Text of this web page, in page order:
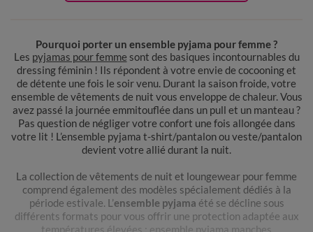
Pourquoi porter un ensemble pyjama pour femme ?
Les pyjamas pour femme sont des basiques incontournables du
dressing féminin ! Ils répondent à votre envie de cocooning et
de détente une fois le soir venu. Durant la saison froide, votre
ensemble de vêtements de nuit vous enveloppe de chaleur. Vous
avez passé la journée emmitouflée dans un pull et un manteau ?
Pas question de négliger votre confort une fois allongée dans
votre lit ! L’ensemble pyjama t-shirt/pantalon ou veste/pantalon
devient votre allié durant la nuit.
La collection de vêtements de nuit et loungewear pour femme
comprend également des modèles spécialement dédiés à la
période estivale. L’ensemble pyjama été se décline sous
différents formats pour vous offrir une protection adaptée aux
températures élevées : ensemble pyjama manches